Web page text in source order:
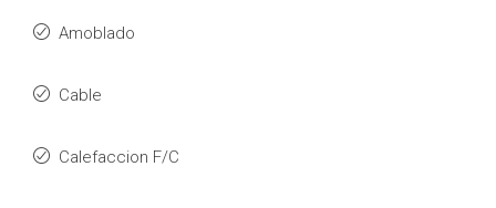
Amoblado
Cable
Calefaccion F/C